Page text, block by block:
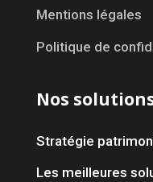
Mentions légales
Politique de
Nos
Stratégie
Les meilleures